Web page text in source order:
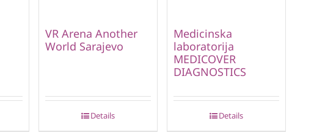
VR Arena Another
World Sarajevo
Details
Medicinska
laboratorija
MEDICOVER
DIAGNOSTICS
Details